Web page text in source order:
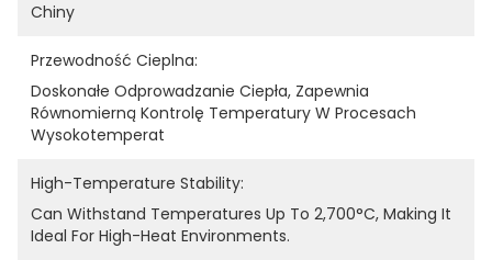
Chiny
Przewodność Cieplna:
Doskonałe Odprowadzanie Ciepła, Zapewnia
Równomierną Kontrolę Temperatury W Procesach
Wysokotemperat
High-Temperature Stability:
Can Withstand Temperatures Up To 2,700°C, Making It
Ideal For High-Heat Environments.